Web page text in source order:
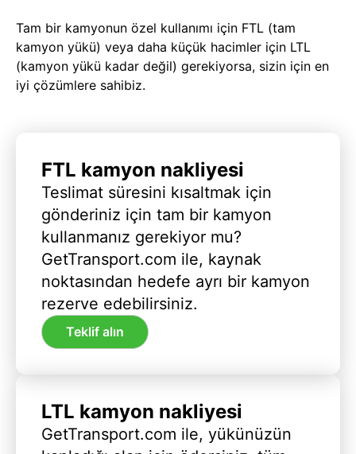
Tam bir kamyonun özel kullanımı için FTL (tam
kamyon yükü) veya daha küçük hacimler için LTL
(kamyon yükü kadar değil) gerekiyorsa, sizin için en
iyi çözümlere sahibiz.
FTL kamyon nakliyesi
Teslimat süresini kısaltmak için
gönderiniz için tam bir kamyon
kullanmanız gerekiyor mu?
GetTransport.com ile, kaynak
noktasından hedefe ayrı bir kamyon
rezerve edebilirsiniz.
Teklif alın
LTL kamyon nakliyesi
GetTransport.com ile, yükünüzün